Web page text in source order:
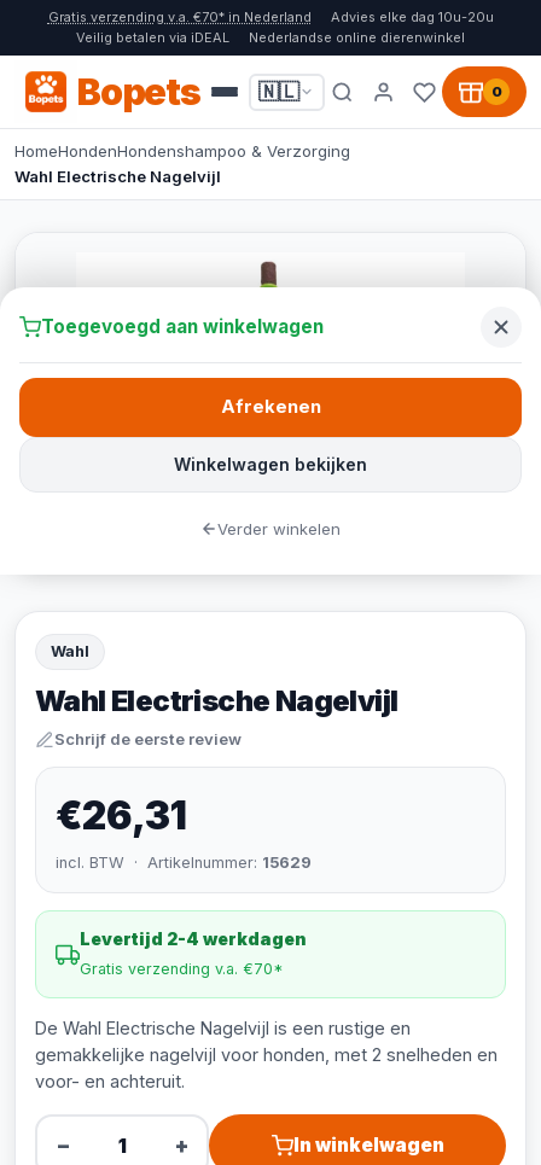
Gratis verzending v.a. €70* in Nederland
Advies elke dag 10u-20u
Veilig betalen via iDEAL
Nederlandse online dierenwinkel
Bopets 🇳🇱 0
HomeHondenHondenshampoo & Verzorging
Wahl Electrische Nagelvijl
Wahl
Wahl Electrische Nagelvijl
Schrijf de eerste review
€26,31
incl. BTW · Artikelnummer: 15629
Levertijd 2-4 werkdagen
Gratis verzending v.a. €70*
De Wahl Electrische Nagelvijl is een rustige en
gemakkelijke nagelvijl voor honden, met 2 snelheden en
voor- en achteruit.
− + In winkelwagen
Toegevoegd aan winkelwagen
Winkelwagen bekijken
Afrekenen
Verder winkelen